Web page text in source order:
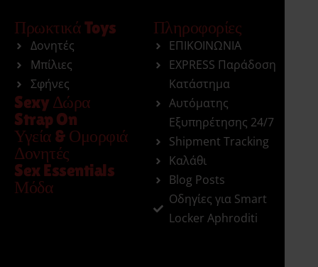
Πρωκτικά Toys
Δονητές
Μπίλιες
Σφήνες
Sexy Δώρα
Strap On
Υγεία & Ομορφιά
Δονητές
Sex Essentials
Μόδα
Πληροφορίες
ΕΠΙΚΟΙΝΩΝΙΑ
EXPRESS Παράδοση
Κατάστημα
Αυτόματης
Εξυπηρέτησης 24/7
Shipment Tracking
Καλάθι
Blog Posts
Οδηγίες για Smart
Locker Aphroditi